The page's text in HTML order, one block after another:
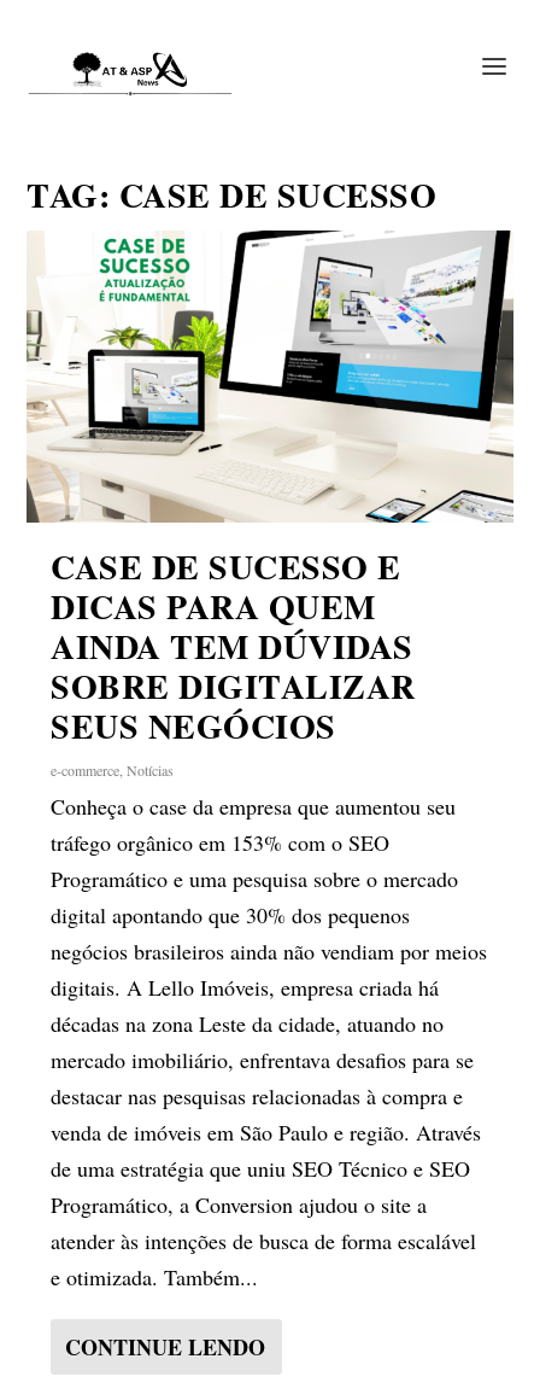
TAG: CASE DE SUCESSO
CASE DE SUCESSO E
DICAS PARA QUEM
AINDA TEM DÚVIDAS
SOBRE DIGITALIZAR
SEUS NEGÓCIOS
e-commerce ,Notícias
Conheça o case da empresa que aumentou seu
tráfego orgânico em 153% com o SEO
Programático e uma pesquisa sobre o mercado
digital apontando que 30% dos pequenos
negócios brasileiros ainda não vendiam por meios
digitais. A Lello Imóveis, empresa criada há
décadas na zona Leste da cidade, atuando no
mercado imobiliário, enfrentava desafios para se
destacar nas pesquisas relacionadas à compra e
venda de imóveis em São Paulo e região. Através
de uma estratégia que uniu SEO Técnico e SEO
Programático, a Conversion ajudou o site a
atender às intenções de busca de forma escalável
e otimizada. Também...
CONTINUE LENDO